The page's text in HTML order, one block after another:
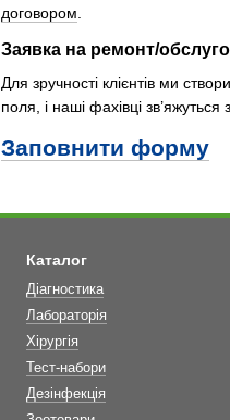
договором
Заявка на ремонт/
Для зручності клієнтів ми
поля, і наші фахівці
Заповнити форму
Каталог
Діагностика
Лабораторія
Хірургія
Тест-набори
Дезінфекція